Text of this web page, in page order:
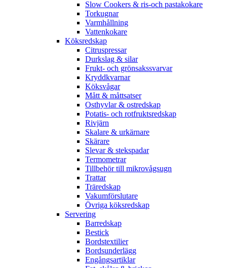
Slow Cookers & ris-och pastakokare
Torkugnar
Varmhållning
Vattenkokare
Köksredskap
Citruspressar
Durkslag & silar
Frukt- och grönsakssvarvar
Kryddkvarnar
Köksvågar
Mått & måttsatser
Osthyvlar & ostredskap
Potatis- och rotfruktsredskap
Rivjärn
Skalare & urkärnare
Skärare
Slevar & stekspadar
Termometrar
Tillbehör till mikrovågsugn
Trattar
Träredskap
Vakumförslutare
Övriga köksredskap
Servering
Barredskap
Bestick
Bordstextilier
Bordsunderlägg
Engångsartiklar